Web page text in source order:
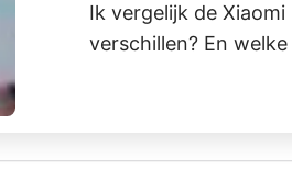
Ik vergelijk de
verschillen? En